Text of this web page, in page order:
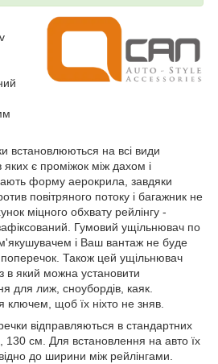
встановлюються на всі види
яких є проміжок між дахом і
форму аерокрила, завдяки
повітряного потоку і багажник не
міцного обхвату рейлінгу -
Гумовий ущільнювач по
і Ваш вантаж не буде
Також цей ущільнювач
в який можна установити
для лиж, сноубордів, каяк.
ключем, щоб їх ніхто не зняв.
відправляються в стандартних
130 см. Для встановлення на авто їх
до ширини між рейлінгами.